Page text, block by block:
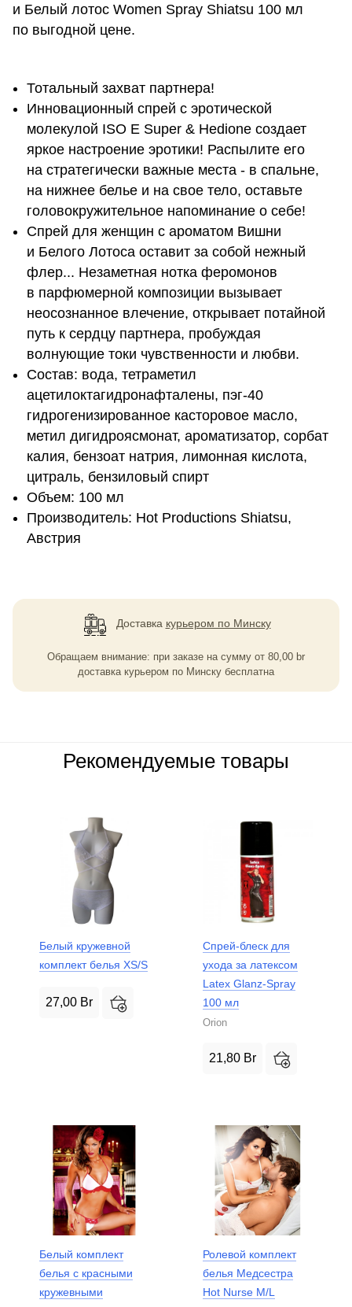
и Белый лотос Women Spray Shiatsu 100 мл
по выгодной цене.
Тотальный захват партнера!
Инновационный спрей с эротической
молекулой ISO E Super & Hedione создает
яркое настроение эротики! Распылите его
на стратегически важные места - в спальне,
на нижнее белье и на свое тело, оставьте
головокружительное напоминание о себе!
Спрей для женщин с ароматом Вишни
и Белого Лотоса оставит за собой нежный
флер... Незаметная нотка феромонов
в парфюмерной композиции вызывает
неосознанное влечение, открывает потайной
путь к сердцу партнера, пробуждая
волнующие токи чувственности и любви.
Состав: вода, тетраметил
ацетилоктагидронафталены, пэг-40
гидрогенизированное касторовое масло,
метил дигидроясмонат, ароматизатор, сорбат
калия, бензоат натрия, лимонная кислота,
цитраль, бензиловый спирт
Объем: 100 мл
Производитель: Hot Productions Shiatsu,
Австрия
Доставка курьером по Минску
Обращаем внимание: при заказе на сумму от 80,00 br
доставка курьером по Минску бесплатна
Рекомендуемые товары
Белый кружевной
комплект белья XS/S
27,00 Br
Спрей-блеск для
ухода за латексом
Latex Glanz-Spray
100 мл
Orion
21,80 Br
Белый комплект
белья с красными
кружевными
Ролевой комплект
белья Медсестра
Hot Nurse M/L